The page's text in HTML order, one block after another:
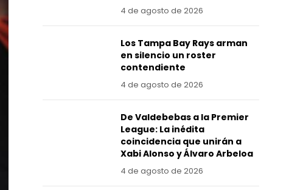
4 de agosto de 2026
Los Tampa Bay Rays arman
en silencio un roster
contendiente
4 de agosto de 2026
De Valdebebas a la Premier
League: La inédita
coincidencia que unirán a
Xabi Alonso y Álvaro Arbeloa
4 de agosto de 2026